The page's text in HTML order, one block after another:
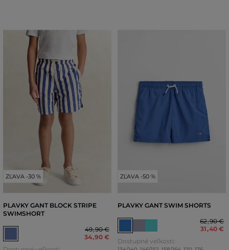
ZĽAVA -30 %
PLAVKY GANT BLOCK STRIPE
SWIMSHORT
49,90 €
34,90 €
ZĽAVA -50 %
PLAVKY GANT SWIM SHORTS
62,90 €
31,40 €
Dostupné veľkosti: